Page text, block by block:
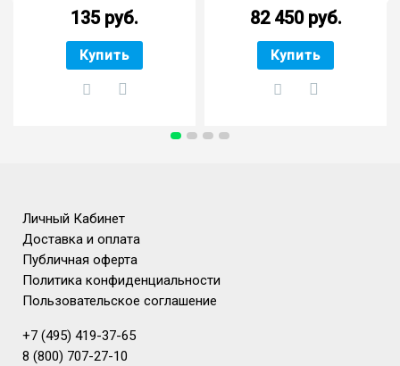
135 руб.
Купить
82 450 руб.
Купить
Личный Кабинет
Доставка и оплата
Публичная оферта
Политика конфиденциальности
Пользовательское соглашение
+7 (495) 419-37-65
8 (800) 707-27-10